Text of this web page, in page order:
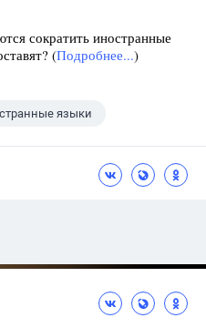
сократить иностранные
(Подробнее...)
языки